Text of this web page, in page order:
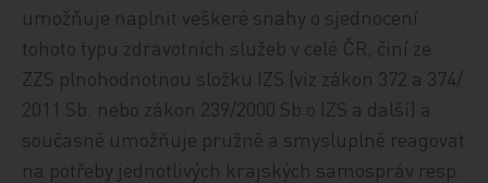
umožňuje naplnit veškeré snahy o sjednocení
tohoto typu zdravotních služeb v celé ČR, činí ze
ZZS plnohodnotnou složku IZS (viz zákon 372 a 374/
2011 Sb. nebo zákon 239/2000 Sb o IZS a další) a
současně umožňuje pružně a smysluplně reagovat
na potřeby jednotlivých krajských samospráv resp.